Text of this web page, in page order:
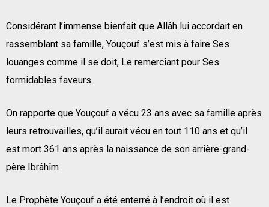
Considérant l’immense bienfait que Allâh lui accordait en
rassemblant sa famille, Youçouf s’est mis à faire Ses
louanges comme il se doit, Le remerciant pour Ses
formidables faveurs.
On rapporte que Youçouf a vécu 23 ans avec sa famille après
leurs retrouvailles, qu’il aurait vécu en tout 110 ans et qu’il
est mort 361 ans après la naissance de son arrière-grand-
père Ibrâhîm .
Le Prophète Youçouf a été enterré à l’endroit où il est